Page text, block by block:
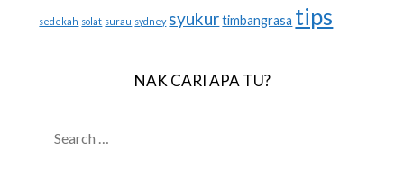
sedekah solat surau sydney syukur timbangrasa tips
NAK CARI APA TU?
FOR: